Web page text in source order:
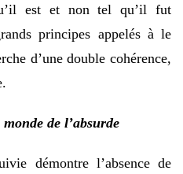
est et non tel qu’il fut
principes appelés à le
d’une double cohérence,
de l’absurde
démontre l’absence de